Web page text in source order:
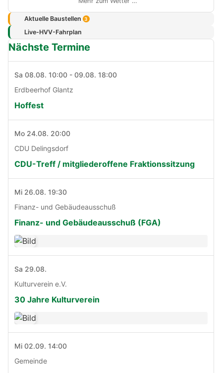
Aktuelle Baustellen 3
Live-HVV-Fahrplan
Nächste Termine
Sa 08.08. 10:00 - 09.08. 18:00
Erdbeerhof Glantz
Hoffest
Mo 24.08. 20:00
CDU Delingsdorf
CDU-Treff / mitgliederoffene Fraktionssitzung
Mi 26.08. 19:30
Finanz- und Gebäudeausschuß
Finanz- und Gebäudeausschuß (FGA)
Sa 29.08.
Kulturverein e.V.
30 Jahre Kulturverein
Mi 02.09. 14:00
Gemeinde